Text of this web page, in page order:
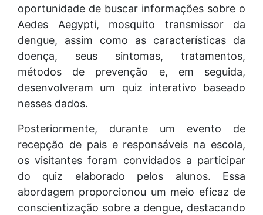
oportunidade de buscar informações sobre o
Aedes Aegypti, mosquito transmissor da
dengue, assim como as características da
doença, seus sintomas, tratamentos,
métodos de prevenção e, em seguida,
desenvolveram um quiz interativo baseado
nesses dados.
Posteriormente, durante um evento de
recepção de pais e responsáveis na escola,
os visitantes foram convidados a participar
do quiz elaborado pelos alunos. Essa
abordagem proporcionou um meio eficaz de
conscientização sobre a dengue, destacando